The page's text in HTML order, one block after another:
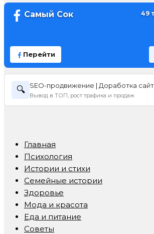
Самый Сок 49
Перейти
🔍 SEO-продвижение | Доработка
Вывод в ТОП, рост трафика и продаж
Главная
Психология
Истории и стихи
Семейные истории
Здоровье
Мода и красота
Еда и питание
Советы